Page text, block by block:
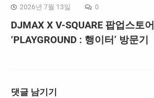
2026년 7월 13일 0
DJMAX X V-SQUARE 팝업스토어
‘PLAYGROUND : 행이터’ 방문기
댓글 남기기